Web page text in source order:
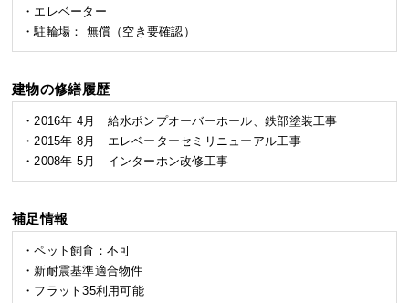
・エレベーター
・駐輪場： 無償（空き要確認）
建物の修繕履歴
・2016年 4月 給水ポンプオーバーホール、鉄部塗装工事
・2015年 8月 エレベーターセミリニューアル工事
・2008年 5月 インターホン改修工事
補足情報
・ペット飼育：不可
・新耐震基準適合物件
・フラット35利用可能